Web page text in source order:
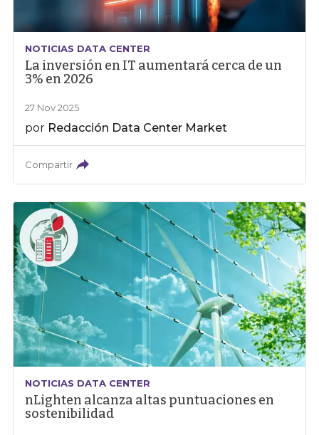
NOTICIAS DATA CENTER
La inversión en IT aumentará cerca de un
3% en 2026
27 Nov 2025
por Redacción Data Center Market
Compartir
NOTICIAS DATA CENTER
nLighten alcanza altas puntuaciones en
sostenibilidad